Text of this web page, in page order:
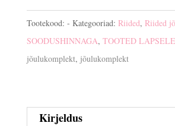
Tootekood: - Kategooriad: Riided, Riided
SOODUSHINNAGA, TOOTED LAPSELE
jõulukomplekt, jõulukomplekt
Kirjeldus